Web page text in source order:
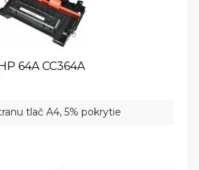
64A CC364A
tlač A4, 5% pokrytie